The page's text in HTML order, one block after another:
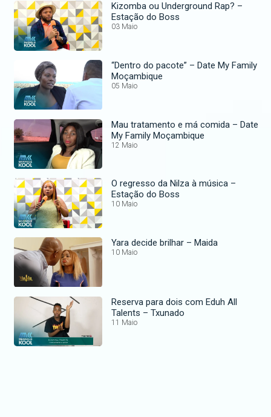
Kizomba ou Underground Rap? –
Estação do Boss
03 Maio
“Dentro do pacote” – Date My Family
Moçambique
05 Maio
Mau tratamento e má comida – Date
My Family Moçambique
12 Maio
O regresso da Nilza à música –
Estação do Boss
10 Maio
Yara decide brilhar – Maida
10 Maio
Reserva para dois com Eduh All
Talents – Txunado
11 Maio